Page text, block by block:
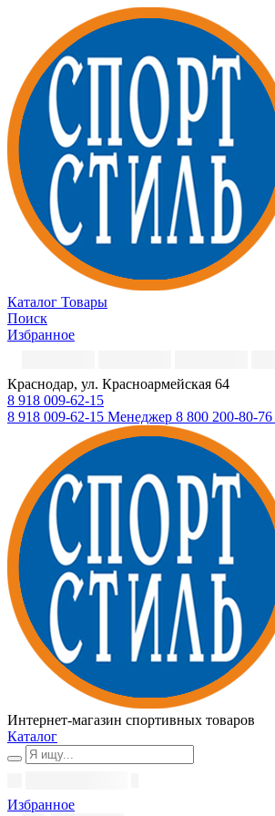
Каталог Товары
Поиск
Избранное
Краснодар, ул. Красноармейская 64
8 918 009-62-15
8 918 009-62-15 Менеджер 8 800 200-80-76
Интернет-магазин спортивных товаров
Каталог
Избранное